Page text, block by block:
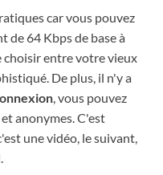
car vous pouvez
de 64 Kbps de base à
choisir entre votre vieux
De plus, il n'y a
, vous pouvez
anonymes. C'est
une vidéo, le suivant,